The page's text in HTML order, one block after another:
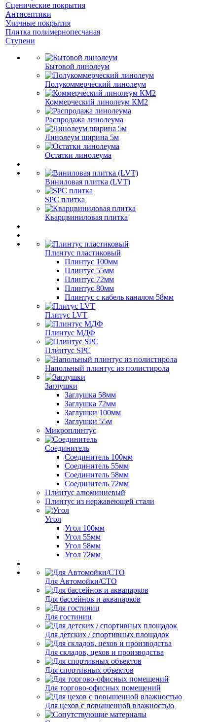
Сценические покрытия
Антисептики
Уличные покрытия
Плитка полимернопесчаная
Ступени
Бытовой линолеум
Полукоммерческий линолеум
Коммерческий линолеум КМ2
Распродажа линолеума
Линолеум ширина 5м
Остатки линолеума
Виниловая плитка (LVT)
SPC плитка
Кварцвиниловая плитка
Плинтус пластиковый
Плинтус 100мм
Плинтус 55мм
Плинтус 72мм
Плинтус 80мм
Плинтус с кабель каналом 58мм
Плитус LVT
Плинтус МДФ
Плинтус SPC
Напольный плинтус из полистирола
Заглушки
Заглушка 58мм
Заглушка 72мм
Заглушки 100мм
Заглушки 55м
Микроплинтус
Соединитель
Соединитель 100мм
Соединитель 55мм
Соединитель 58мм
Соединитель 72мм
Плинтус алюминиевый
Плинтус из нержавеющей стали
Угол
Угол 100мм
Угол 55мм
Угол 58мм
Угол 72мм
Для Автомойки/СТО
Для бассейнов и аквапарков
Для гостиниц
Для детских / спортивных площадок
Для складов, цехов и производства
Для спортивных объектов
Для торгово-офисных помещений
Для цехов с повышенной влажностью